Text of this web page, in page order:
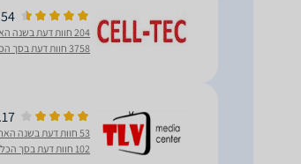
204 חוות דעת בשנה האחרונה
3758 חוות דעת בסך הכל
53 חוות דעת בשנה האחרונה
102 חוות דעת בסך הכל